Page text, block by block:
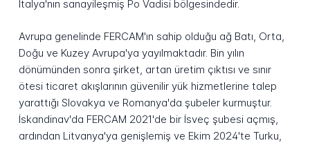
İtalya'nın sanayileşmiş Po Vadisi bölgesindedir.
Avrupa genelinde FERCAM'ın sahip olduğu ağ Batı, Orta,
Doğu ve Kuzey Avrupa'ya yayılmaktadır. Bin yılın
dönümünden sonra şirket, artan üretim çıktısı ve sınır
ötesi ticaret akışlarının güvenilir yük hizmetlerine talep
yarattığı Slovakya ve Romanya'da şubeler kurmuştur.
İskandinav'da FERCAM 2021'de bir İsveç şubesi açmış,
ardından Litvanya'ya genişlemiş ve Ekim 2024'te Turku,